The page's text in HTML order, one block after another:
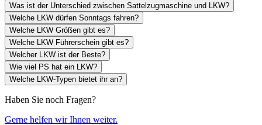
Was ist der Unterschied zwischen Sattelzugmaschine und LKW?
Welche LKW dürfen Sonntags fahren?
Welche LKW Größen gibt es?
Welche LKW Führerschein gibt es?
Welcher LKW ist der Beste?
Wie viel PS hat ein LKW?
Welche LKW-Typen bietet ihr an?
Haben Sie noch Fragen?
Gerne helfen wir Ihnen weiter.